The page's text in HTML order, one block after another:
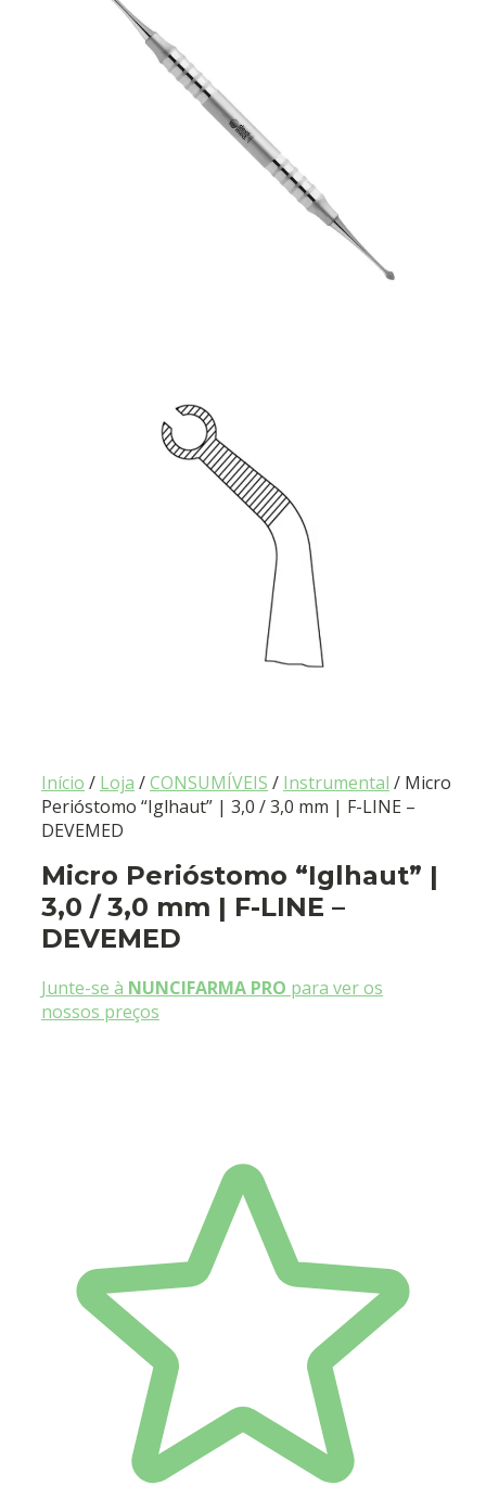
Início / Loja /CONSUMÍVEIS / Instrumental / Micro
Perióstomo “Iglhaut” | 3,0 / 3,0 mm | F-LINE –
DEVEMED
Micro Perióstomo “Iglhaut” |
3,0 / 3,0 mm | F-LINE –
DEVEMED
Junte-se à NUNCIFARMA PRO para ver os
nossos preços